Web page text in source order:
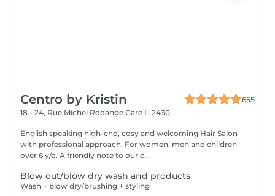
Centro by Kristin
655
18 - 24, Rue Michel Rodange Gare L-2430
English speaking high-end, cosy and welcoming Hair Salon
with professional approach. For women, men and children
over 6 y/o. A friendly note to our c...
Blow out/blow dry wash and products
Wash + blow dry/brushing + styling